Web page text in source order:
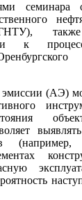
семинара
к
(АЭ)